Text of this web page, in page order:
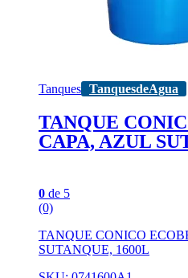
Tanques TanquesdeAgua
TANQUE
CAPA, AZUL
0 de 5
(0)
TANQUE CONICO
SUTANQUE, 1600L